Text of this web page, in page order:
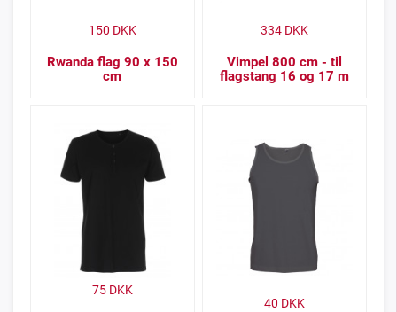
Rwanda flag 90 x 150
cm
150 DKK
Vimpel 800 cm - til
flagstang 16 og 17 m
334DKK
75DKK
40 DKK